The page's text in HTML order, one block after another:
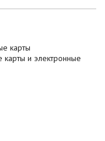
карты
карты и электронные